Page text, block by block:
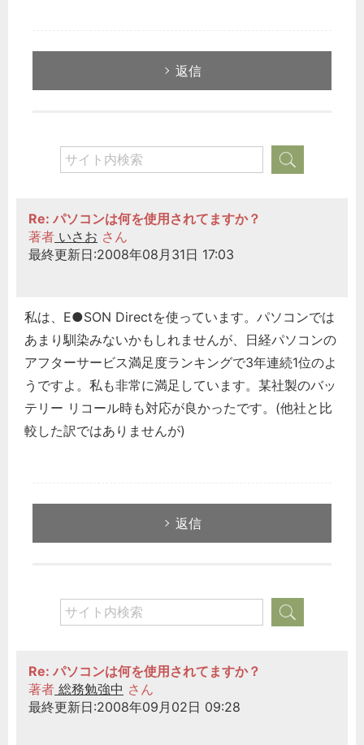
返信
Re: パソコンは何を使用されてますか？
著者 いさお さん
最終更新日:2008年08月31日 17:03
私は、E●SON Directを使っています。パソコンでは
あまり馴染みないかもしれませんが、日経パソコンの
アフターサービス満足度ランキングで3年連続1位のよ
うですよ。私も非常に満足しています。某社製のバッ
テリー リコール時も対応が良かったです。(他社と比
較した訳ではありませんが)
返信
Re: パソコンは何を使用されてますか？
著者 総務勉強中 さん
最終更新日:2008年09月02日 09:28